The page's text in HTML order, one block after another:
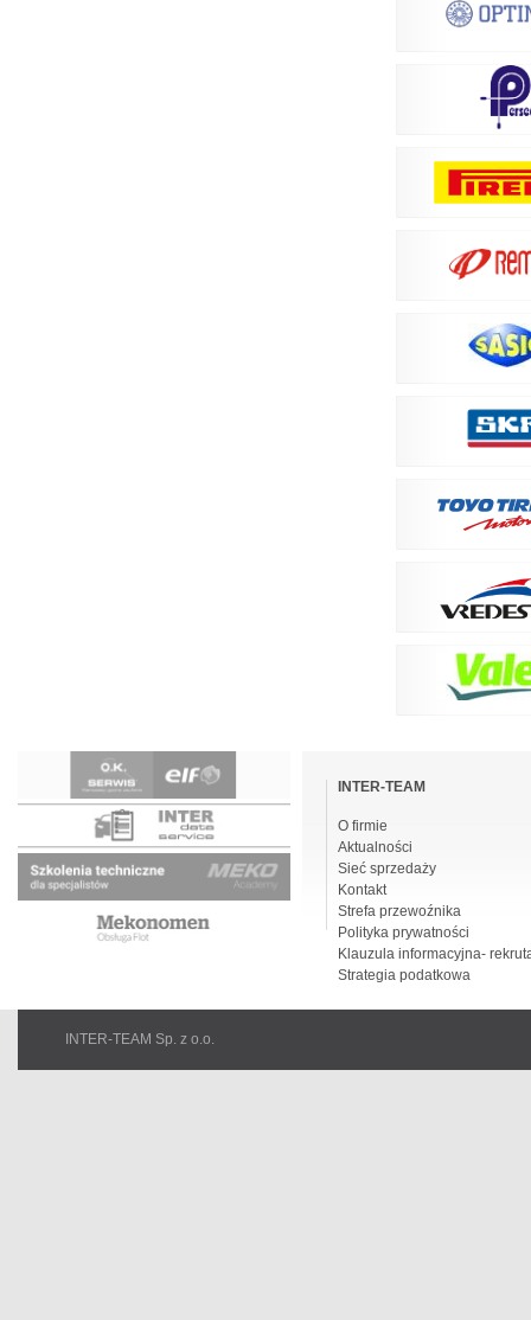
nawigacjeINTER-TEAM
O firmie
Aktualności
Sieć sprzedaży
Kontakt
Strefa przewoźnika
Polityka prywatności
Klauzula informacyjna-
Strategia podatkowa
INTER-TEAM Sp. z o.o.